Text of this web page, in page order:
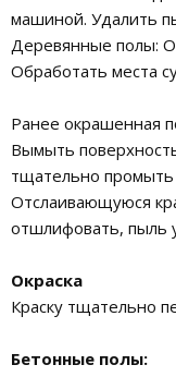
машиной. Удалить
Деревянные полы:
Обработать места
Ранее окрашенная
Вымыть
тщательно промыть
Отслаивающуюся
отшлифовать, пыль
Окраска
Краску тщательно
Бетонные полы: